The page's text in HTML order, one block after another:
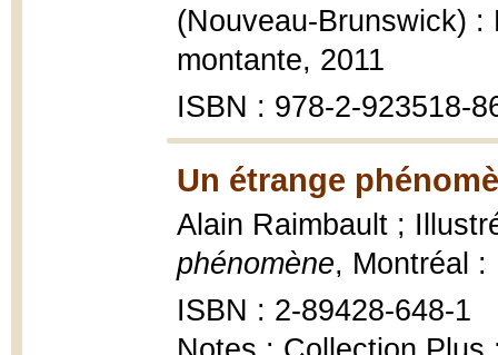
(Nouveau-Brunswick) :
montante, 2011
ISBN : 978-2-923518-
Un étrange
Alain Raimbault ;
phénomène, Montréal :
ISBN : 2-89428-648-1